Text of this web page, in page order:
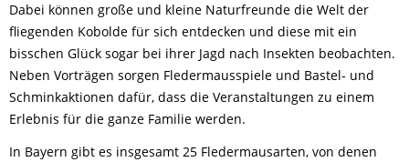
Dabei können große und kleine Naturfreunde die Welt der
fliegenden Kobolde für sich entdecken und diese mit ein
bisschen Glück sogar bei ihrer Jagd nach Insekten beobachten.
Neben Vorträgen sorgen Fledermausspiele und Bastel- und
Schminkaktionen dafür, dass die Veranstaltungen zu einem
Erlebnis für die ganze Familie werden.
In Bayern gibt es insgesamt 25 Fledermausarten, von denen